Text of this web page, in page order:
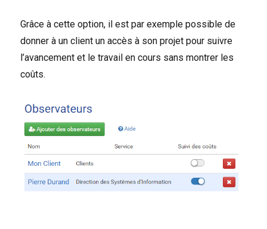
Grâce à cette option, il est par exemple possible de
donner à un client un accès à son projet pour suivre
l’avancement et le travail en cours sans montrer les
coûts.